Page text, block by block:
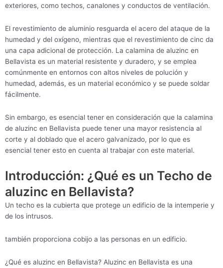
exteriores, como techos, canalones y conductos de ventilación.
El revestimiento de aluminio resguarda el acero del ataque de la
humedad y del oxígeno, mientras que el revestimiento de cinc da
una capa adicional de protección. La calamina de aluzinc en
Bellavista es un material resistente y duradero, y se emplea
comúnmente en entornos con altos niveles de polución y
humedad, además, es un material económico y se puede soldar
fácilmente.
Sin embargo, es esencial tener en consideración que la calamina
de aluzinc en Bellavista puede tener una mayor resistencia al
corte y al doblado que el acero galvanizado, por lo que es
esencial tener esto en cuenta al trabajar con este material.
Introducción: ¿Qué es un Techo de
aluzinc en Bellavista?
Un techo es la cubierta que protege un edificio de la intemperie y
de los intrusos.
también proporciona cobijo a las personas en un edificio.
¿Qué es aluzinc en Bellavista? Aluzinc en Bellavista es una